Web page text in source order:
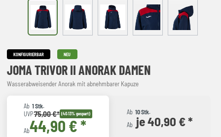
KONFIGURIERBAR NEU
JOMA TRIVOR II ANORAK DAMEN
Wasserabweisender Anorak mit abnehmbarer Kapuze
Ab 1 Stk.
UVP75,00 €* (40.13% gespart)
Ab44,90 € *
Ab 10 Stk.
Ab je 40,90 € *